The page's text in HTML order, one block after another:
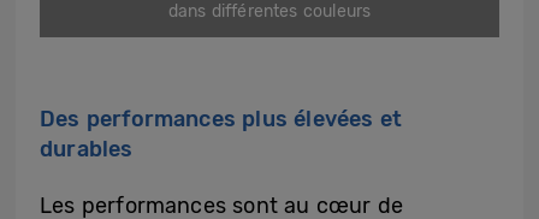
dans différentes couleurs
Des performances plus élevées et
durables
Les performances sont au cœur de